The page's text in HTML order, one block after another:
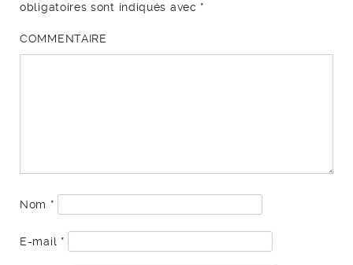
obligatoires sont indiqués avec *
COMMENTAIRE
Nom *
E-mail *